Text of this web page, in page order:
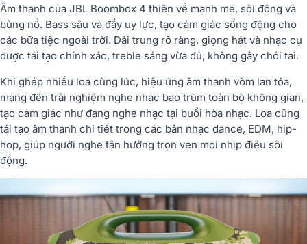
Âm thanh của JBL Boombox 4 thiên về mạnh mẽ, sôi động và
bùng nổ. Bass sâu và đầy uy lực, tạo cảm giác sống động cho
các bữa tiệc ngoài trời. Dải trung rõ ràng, giọng hát và nhạc cụ
được tái tạo chính xác, treble sáng vừa đủ, không gây chói tai.
Khi ghép nhiều loa cùng lúc, hiệu ứng âm thanh vòm lan tỏa,
mang đến trải nghiệm nghe nhạc bao trùm toàn bộ không gian,
tạo cảm giác như đang nghe nhạc tại buổi hòa nhạc. Loa cũng
tái tạo âm thanh chi tiết trong các bản nhạc dance, EDM, hip-
hop, giúp người nghe tận hưởng trọn vẹn mọi nhịp điệu sôi
động.